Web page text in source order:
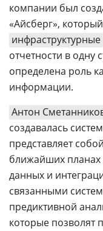
компании был
«Айсберг»,
инфраструктурные
отчетности в одну
определена роль
информации.
Антон
создавалась
представляет
ближайших планах
данных и
связанными
предиктивной
которые позволят